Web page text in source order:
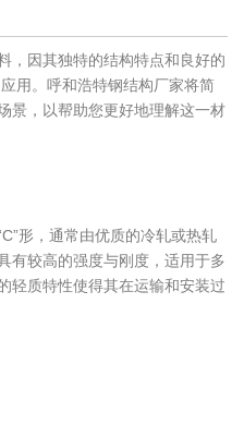
，因其独特的结构特点和良好的
用。呼和浩特钢结构厂家将简
景，以帮助您更好地理解这一材
形，通常由优质的冷轧或热轧
有较高的强度与刚度，适用于多
轻质特性使得其在运输和安装过